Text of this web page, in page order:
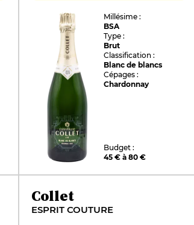
Millésime :
BSA
Type :
Brut
Classification :
Blanc de blancs
Cépages :
Chardonnay
Budget :
45 € à 80 €
Collet
ESPRIT COUTURE